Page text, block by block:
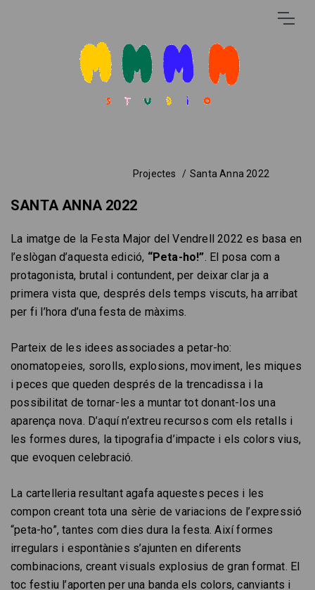
Projectes Santa Anna 2022
SANTA ANNA 2022
La imatge de la Festa Major del Vendrell 2022 es basa en
l’eslògan d’aquesta edició, “Peta-ho!”. El posa com a
protagonista, brutal i contundent, per deixar clar ja a
primera vista que, després dels temps viscuts, ha arribat
per fi l’hora d’una festa de màxims.
Parteix de les idees associades a petar-ho:
onomatopeies, sorolls, explosions, moviment, les miques
i peces que queden després de la trencadissa i la
possibilitat de tornar-les a muntar tot donant-los una
aparença nova. D’aquí n’extreu recursos com els retalls i
les formes dures, la tipografia d’impacte i els colors vius,
que evoquen celebració.
La cartelleria resultant agafa aquestes peces i les
compon creant tota una sèrie de variacions de l’expressió
“peta-ho”, tantes com dies dura la festa. Així formes
irregulars i espontànies s’ajunten en diferents
combinacions, creant visuals explosius de gran format. El
toc festiu l’aporten per una banda els colors, canviants i